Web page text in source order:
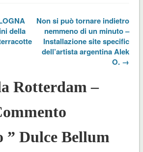
della
Non si può tornare indietro
nemmeno di un minuto –
Installazione site specific
dell’artista argentina Alek
O. →
Rotterdam –
” Dulce Bellum